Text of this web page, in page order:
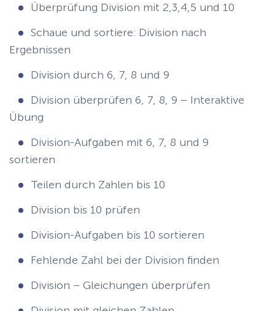
Überprüfung Division mit 2,3,4,5 und 10
Schaue und sortiere: Division nach
Ergebnissen
Division durch 6, 7, 8 und 9
Division überprüfen 6, 7, 8, 9 – Interaktive
Übung
Division-Aufgaben mit 6, 7, 8 und 9
sortieren
Teilen durch Zahlen bis 10
Division bis 10 prüfen
Division-Aufgaben bis 10 sortieren
Fehlende Zahl bei der Division finden
Division – Gleichungen überprüfen